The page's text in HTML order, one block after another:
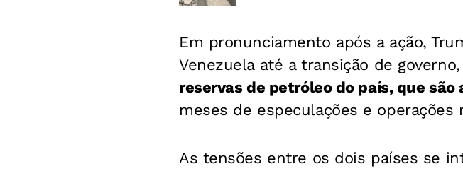
Em pronunciamento após a ação,
Venezuela até a transição de
reservas de petróleo do país, que são
meses de especulações e
As tensões entre os dois países se